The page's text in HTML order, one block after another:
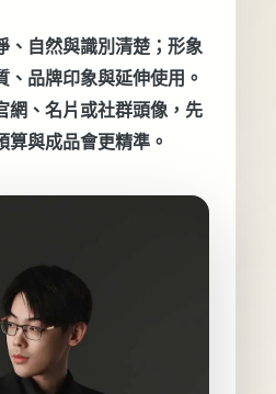
、自然與識別清楚；形象
、品牌印象與延伸使用。
網、名片或社群頭像，先
算與成品會更精準。